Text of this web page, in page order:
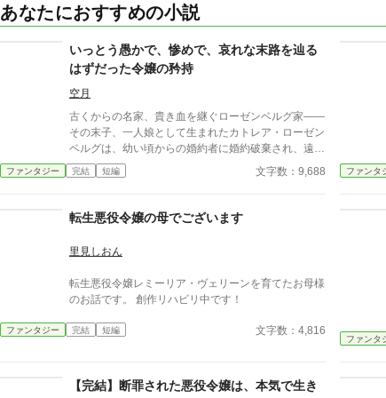
あなたにおすすめの小説
いっとう愚かで、惨めで、哀れな末路を辿る
はずだった令嬢の矜持
空月
古くからの名家、貴き血を継ぐローゼンベルグ家――
その末子、一人娘として生まれたカトレア・ローゼン
ベルグは、幼い頃からの婚約者に婚約破棄され、遠方
の別荘へと療養の名目で送られた。 その道中に惨め
に死ぬはずだった未来を、突然現れた『バグ』によっ
話。 ※悪役令嬢で婚約破棄物ですが、ざまぁもスッ
キリもありません。 ※以前投稿していた「いっとう
愚かで惨めで哀れだった令嬢の果て」改稿版です。文
章量が1.5倍くらいに増えています。
ファンタジー 完結 短編 文字数：9,688 ファンタ
転生悪役令嬢の母でございます
里見しおん
転生悪役令嬢レミーリア・ヴェリーンを育てたお母様
のお話です。 創作リハビリ中です！
ファンタジー 完結 短編 文字数：4,816
ファンタ
【完結】断罪された悪役令嬢は、本気で生き